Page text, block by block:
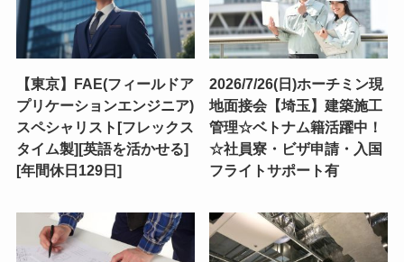
【東京】FAE(フィールドア
プリケーションエンジニア)
スペシャリスト[フレックス
タイム製][英語を活かせる]
[年間休日129日]
2026/7/26(日)ホーチミン現
地面接会【埼玉】建築施工
管理☆ベトナム籍活躍中！
☆社員寮・ビザ申請・入国
フライトサポート有